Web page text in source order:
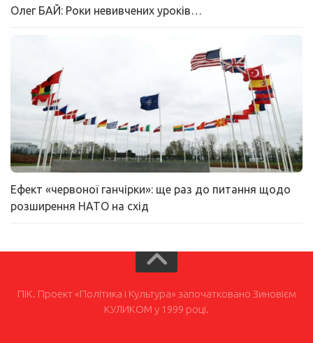
Олег БАЙ: Роки невивчених уроків…
Ефект «червоної ганчірки»: ще раз до питання щодо
розширення НАТО на схід
ПІК. Проект «Політика і Культура» започатковано Зиновієм
КУЛИКОМ у 1999 році.